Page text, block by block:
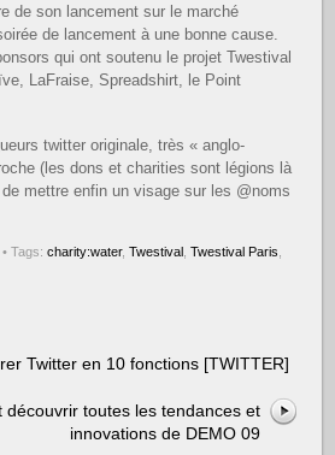
de son lancement sur le marché
de lancement à une bonne cause.
qui ont soutenu le projet Twestival
LaFraise, Spreadshirt, le Point
twitter originale, très « anglo-
(les dons et charities sont légions là
mettre enfin un visage sur les @noms
• Tags:charity:water,Twestival ,Twestival Paris
Twitter en 10 fonctions [TWITTER]
découvrir toutes les tendances et
innovations de DEMO 09